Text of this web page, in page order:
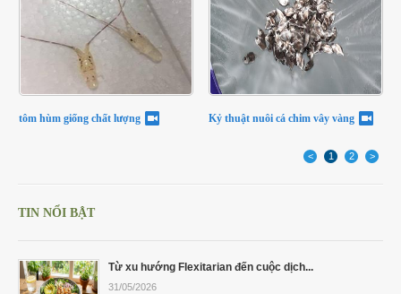
tôm hùm giống chất lượng Kỷ thuật nuôi cá chim vây vàng
< 1 2 >
TIN NỔI BẬT
Từ xu hướng Flexitarian đến cuộc dịch...
31/05/2026